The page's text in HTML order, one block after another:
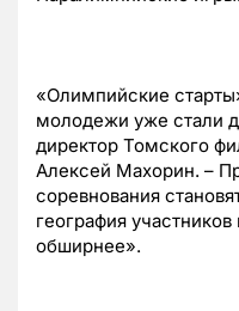
«Олимпийские
молодежи уже стали
директор Томского
Алексей Махорин. –
соревнования
география
обширнее».